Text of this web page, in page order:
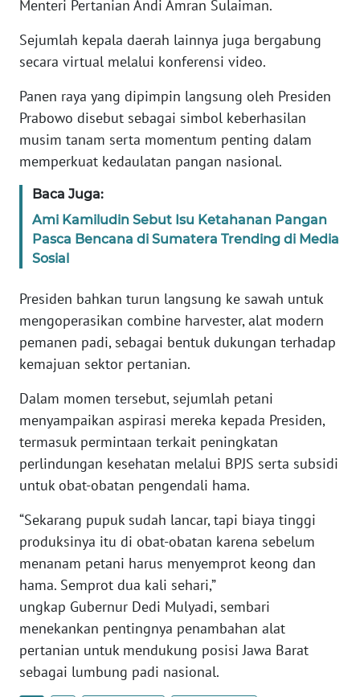
Menteri Pertanian Andi Amran Sulaiman.
Sejumlah kepala daerah lainnya juga bergabung
secara virtual melalui konferensi video.
Panen raya yang dipimpin langsung oleh Presiden
Prabowo disebut sebagai simbol keberhasilan
musim tanam serta momentum penting dalam
memperkuat kedaulatan pangan nasional.
Baca Juga:
Ami Kamiludin Sebut Isu Ketahanan Pangan
Pasca Bencana di Sumatera Trending di Media
Sosial
Presiden bahkan turun langsung ke sawah untuk
mengoperasikan combine harvester, alat modern
pemanen padi, sebagai bentuk dukungan terhadap
kemajuan sektor pertanian.
Dalam momen tersebut, sejumlah petani
menyampaikan aspirasi mereka kepada Presiden,
termasuk permintaan terkait peningkatan
perlindungan kesehatan melalui BPJS serta subsidi
untuk obat-obatan pengendali hama.
“Sekarang pupuk sudah lancar, tapi biaya tinggi
produksinya itu di obat-obatan karena sebelum
menanam petani harus menyemprot keong dan
hama. Semprot dua kali sehari,”
ungkap Gubernur Dedi Mulyadi, sembari
menekankan pentingnya penambahan alat
pertanian untuk mendukung posisi Jawa Barat
sebagai lumbung padi nasional.
KARIR
DISCLAIMER
Wahana
News
WN
SUMUT
JAKARTA
WN
JABAR
WN
BANTEN
NTT
WN
KEPRI
WN
PAPUA
WN
PAPUA
BARAT
RIAU